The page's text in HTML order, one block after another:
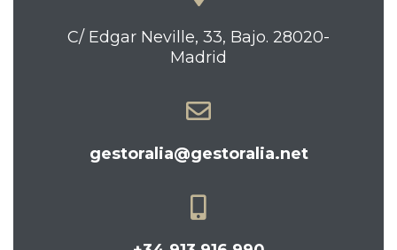
C/ Edgar Neville, 33, Bajo. 28020-
Madrid
gestoralia@gestoralia.net